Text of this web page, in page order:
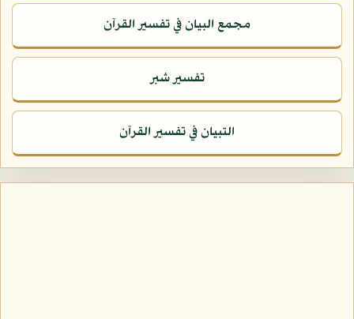
مجمع البيان في تفسير القرآن
تفسير شبر
التبيان في تفسير القرآن